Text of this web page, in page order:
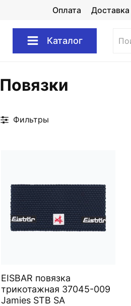
Оплата Доставка
Каталог
Повязки
Фильтры
EISBAR повязка
трикотажная 37045-009
Jamies STB SA